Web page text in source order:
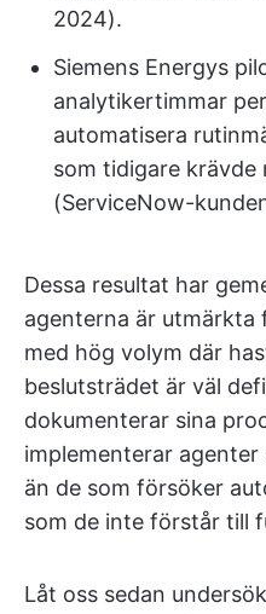
2024).
Siemens Energys
analytikertimmar
automatisera
som tidigare krävde
(ServiceNow-
Dessa resultat har
agenterna är
med hög volym där
beslutsträdet är väl
dokumenterar sina
implementerar
än de som försöker
som de inte förstår till
Låt oss sedan